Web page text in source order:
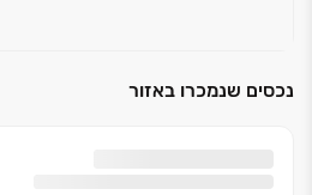
נכסים שנמכרו באזור